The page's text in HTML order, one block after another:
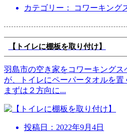
カテゴリー： コワーキング
【トイレに棚板を取り付け】
羽島市の空き家をコワーキング
が、トイレにペーパータオルを置
まずは２方向に...
投稿日： 2022年9月4日